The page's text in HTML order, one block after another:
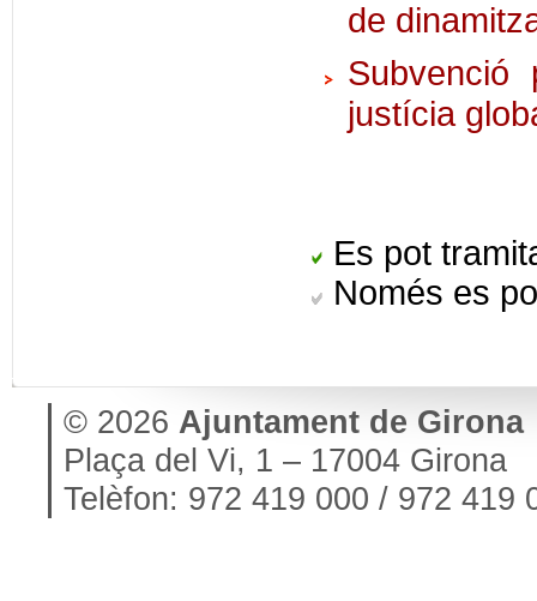
de
justícia
Es pot
Només es
© 2026 Ajuntament de Girona
Plaça del Vi, 1 – 17004 Girona
Telèfon: 972 419 000 / 972 419